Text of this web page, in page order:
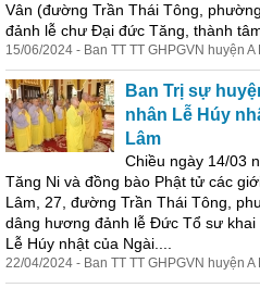
Vân (đường Trần Thái Tông,
đảnh lễ chư Đại đức Tăng, thành
15/06/2024 - Ban TT TT GHPGVN huyện
Ban Trị sự
nhân Lễ Húy
Lâm
Chiều ngày 14/03
Tăng Ni và đồng bào Phật tử các
Lâm, 27, đường Trần Thái Tông,
dâng hương đảnh lễ Đức Tổ sư
Lễ Húy nhật của Ngài....
22/04/2024 - Ban TT TT GHPGVN huyện